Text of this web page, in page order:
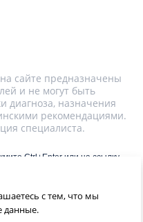
сайте предназначены
и не могут быть
диагноза, назначения
рекомендациями.
специалиста.
Ctrl+Enter или на ссылку
с тем, что мы
данные.